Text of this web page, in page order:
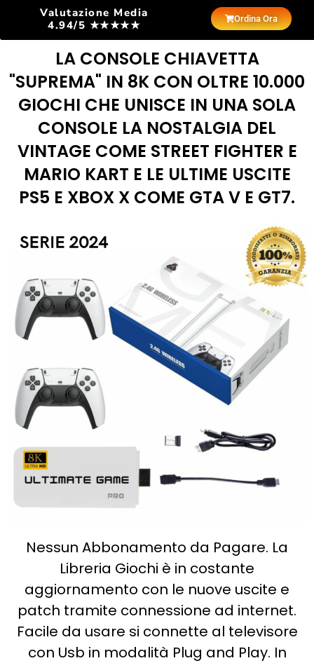
Valutazione Media
4.94/5 ★★★★★
Ordina Ora
LA CONSOLE CHIAVETTA
"SUPREMA" IN 8K CON OLTRE 10.000
GIOCHI CHE UNISCE IN UNA SOLA
CONSOLE LA NOSTALGIA DEL
VINTAGE COME STREET FIGHTER E
MARIO KART E LE ULTIME USCITE
PS5 E XBOX X COME GTA V E GT7.
Nessun Abbonamento da Pagare. La
Libreria Giochi è in costante
aggiornamento con le nuove uscite e
patch tramite connessione ad internet.
Facile da usare si connette al televisore
con Usb in modalità Plug and Play. In